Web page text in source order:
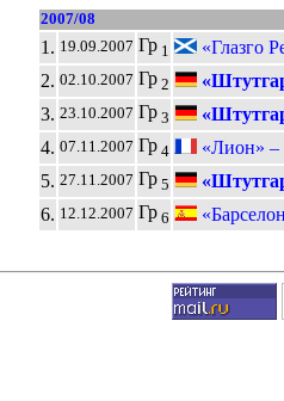
2007/08
1. 19.09.2007 Гр 1
«Глазго
2. 02.10.2007 Гр 2
3. 23.10.2007 Гр 3
4. 07.11.2007 Гр 4
«Лион» –
5. 27.11.2007 Гр 5
6. 12.12.2007 Гр 6